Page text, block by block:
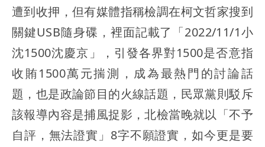
遭到收押，但有媒體指稱檢調在柯文哲家搜到
關鍵USB隨身碟，裡面記載了「2022/11/1小
沈1500沈慶京」，引發各界對1500是否意指
收賄1500萬元揣測，成為最熱門的討論話
題，也是政論節目的火線話題，民眾黨則駁斥
該報導內容是捕風捉影，北檢當晚就以「不予
自評，無法證實」8字不願證實，如今更是要